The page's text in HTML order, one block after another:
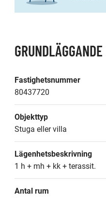
Fastighetsnummer
80437720
Objekttyp
Stuga eller villa
Lägenhetsbeskrivning
1 h + mh + kk + terassit.
Antal rum